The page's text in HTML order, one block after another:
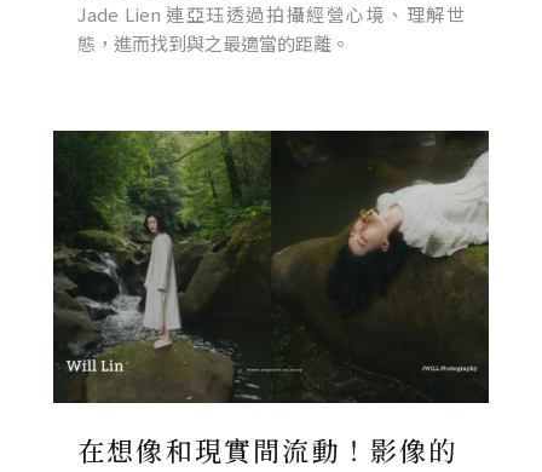
Jade Lien 連亞珏透過拍攝經營心境、理解世
態，進而找到與之最適當的距離。
在想像和現實間流動！影像的